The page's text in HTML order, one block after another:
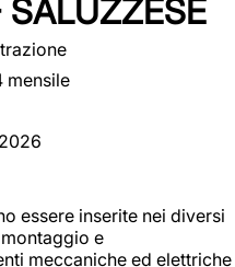
SALUZZESE
mensile
essere inserite nei diversi
e
meccaniche ed elettriche